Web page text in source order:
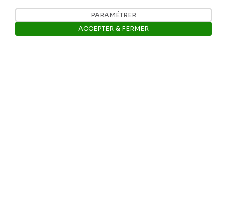
Tél: +32 81 77 67 55
PARAMÉTRER
ACCEPTER & FERMER